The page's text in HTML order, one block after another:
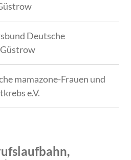
Deutsche
mamazone-Frauen und
e.V.